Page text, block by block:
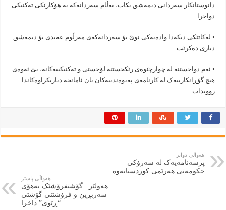
دانوستانکار سەردانی دیمەشق بکات، بەڵام سەردانەکە بە هۆکارێکی تەکنیکی
دواخرا.
• لەکاتێکی دیکەدا وادەیەکی نوێ بۆ سەردانەکەی مەزڵوم عەبدی بۆ دیمەشق
دیاری دەکرێت.
• ئەم دواخستنە لە چوارچێوەی رێکخستنە لۆجستی و تەکنیکییەکانە، بێ ئەوەی
هیچ گۆڕانکارییەک لە کارنامەی پەیوەندییەکان یان ئامانجە دیاریکراوەکاندا
رووبدات
هەواڵی دواتر
پرسەنامەیەک لە سەرۆکی
حکومەتی هەرێمی کوردستانەوە
هەواڵی پاشتر
هەولێر.. گۆشتفرۆشێک بەهۆی
سەربڕین و فرۆشتنی گۆشتی
“ڕێوی” داخرا